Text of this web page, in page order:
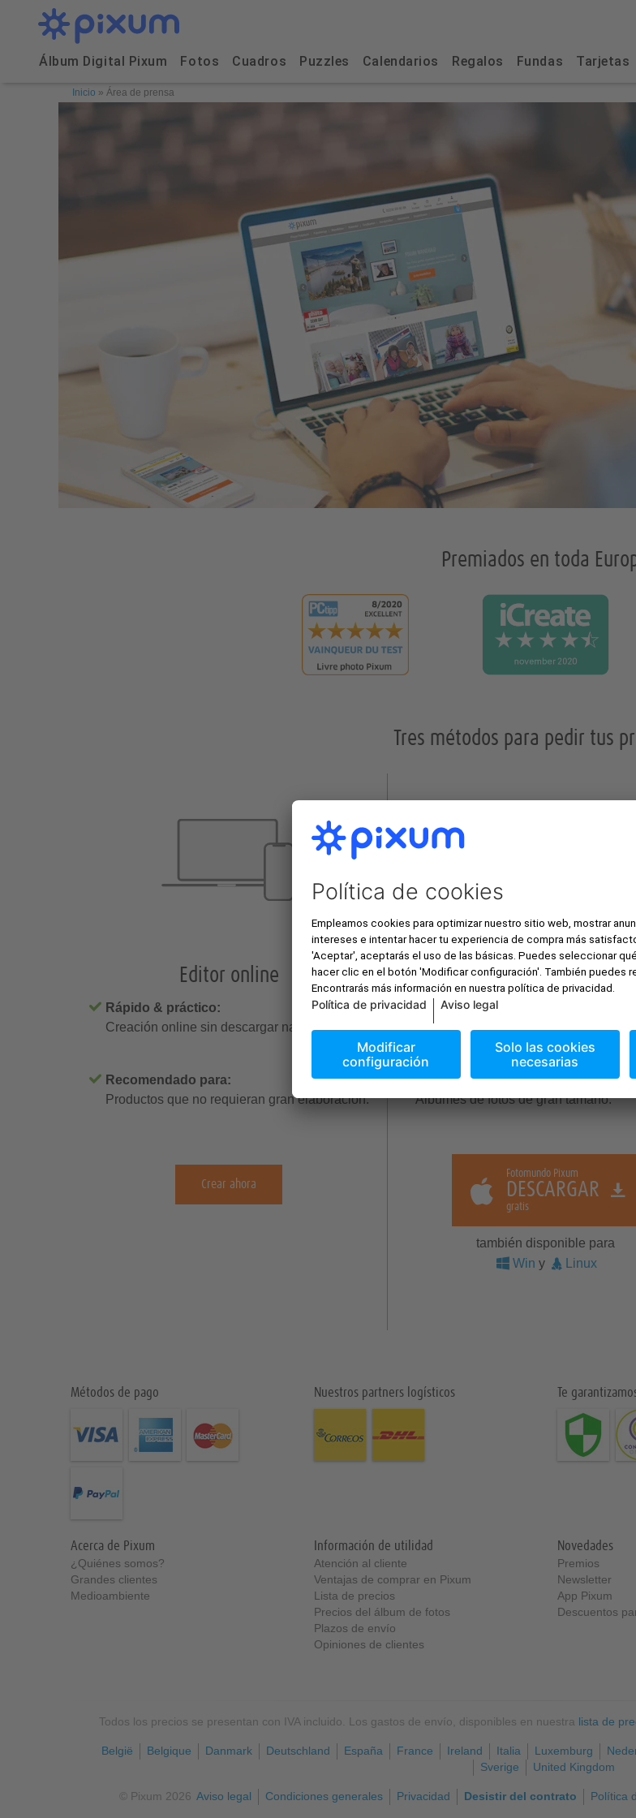
Álbum Digital Pixum Fotos Cuadros Puzzles Calendarios Regalos Fundas Tarjetas
Inicio » Área de prensa
Premiados en toda
Tres métodos para pedir tus
Editor online
Rápido & práctico:
Creación online sin descargar nada.
Recomendado para:
Productos que no requieran gran elaboración.
Crear ahora
EL FAVORITO DE NUESTROS
Programa Fotomundo
Infinitas posibilidades de creación:
Perfecto para productos que
Recomendado para:
Álbumes de fotos de gran tamaño.
Fotomundo Pixum
DESCARGAR
gratis
también disponible para
Win y Linux
Métodos de pago Nuestros partners logísticos Te
Acerca de Pixum
¿Quiénes somos
Grandes clientes
Medioambiente
Información de utilidad
Atención al cliente
Ventajas de comprar en Pixum
Lista de precios
Precios del álbum de fotos
Plazos de envío
Opiniones de clientes
Novedades
Premios
Newsletter
App Pixum
Descuentos
Todos los precios se presentan con IVA incluido. Los gastos de envío, disponibles en nuestra lista de
België Belgique Danmark Deutschland España France Ireland Italia Luxemburg
Sverige
United Kingdom
© Pixum 2026 Aviso legal Condiciones generales Privacidad Desistir del contrato Política